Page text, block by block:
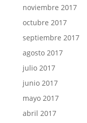
noviembre 2017
octubre 2017
septiembre 2017
agosto 2017
julio 2017
junio 2017
mayo 2017
abril 2017